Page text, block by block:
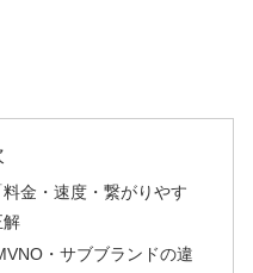
金・速度・繋がりやす
解
・サブブランドの違